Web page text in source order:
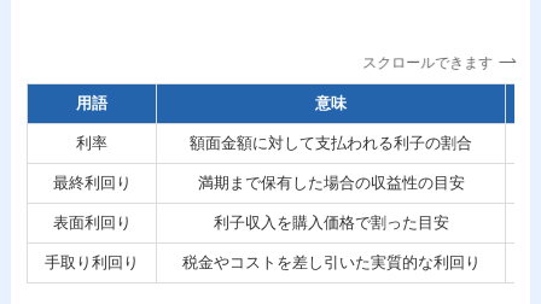
スクロールできます
用語 意味
利率 額面金額に対して支払われる利子の割合
最終利回り 満期まで保有した場合の収益性の目安
表面利回り 利子収入を購入価格で割った目安
手取り利回り 税金やコストを差し引いた実質的な利回り